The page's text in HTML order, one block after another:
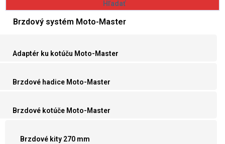
Brzdový systém Moto-Master
Adaptér ku kotúču Moto-Master
Brzdové hadice Moto-Master
Brzdové kotúče Moto-Master
Brzdové kity 270 mm